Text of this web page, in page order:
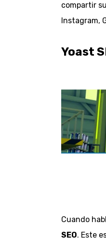
compartir
Instagram,
Yoast
Cuando
SEO. Este